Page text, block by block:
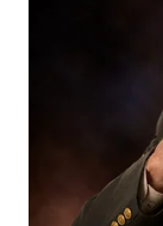
TENGAH